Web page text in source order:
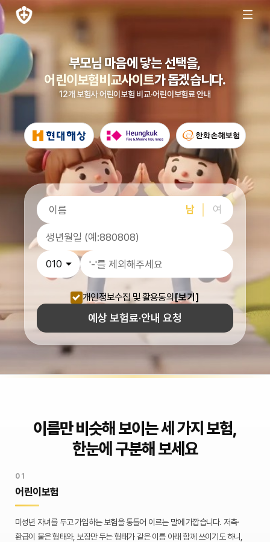
부모님 마음에 닿는 선택을,
어린이보험비교사이트가 돕겠습니다.
12개 보험사 어린이보험 비교·어린이보험료 안내
남 여
개인정보수집 및 활용동의[보기]
예상 보험료·안내 요청
이름만 비슷해 보이는 세 가지 보험,
한눈에 구분해 보세요
01
어린이보험
미성년 자녀를 두고 가입하는 보험을 통틀어 이르는 말에 가깝습니다. 저축·
환급이 붙은 형태와, 보장만 두는 형태가 같은 이름 아래 함께 쓰이기도 하니,